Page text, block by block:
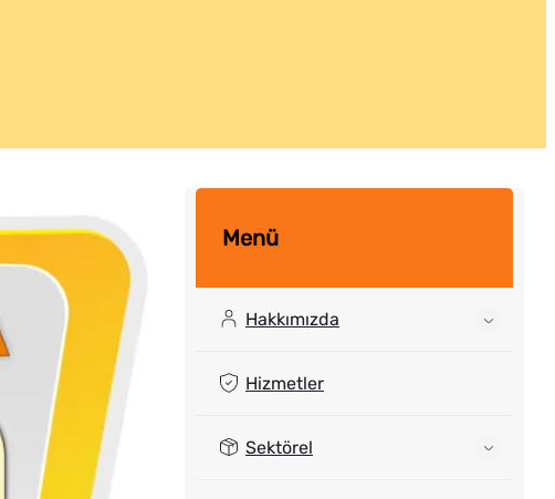
Menü
Hakkımızda
Hizmetler
Sektörel